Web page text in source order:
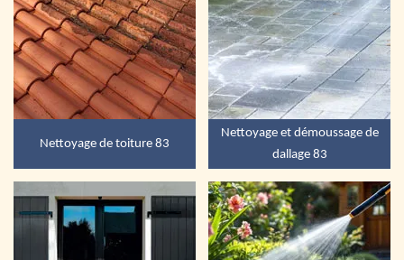
Nettoyage de toiture 83
Nettoyage et démoussage de
dallage 83